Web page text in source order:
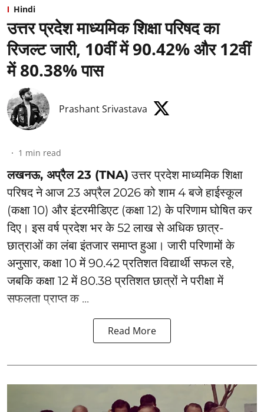
Hindi
उत्तर प्रदेश माध्यमिक शिक्षा परिषद का
रिजल्ट जारी, 10वीं में 90.42% और 12वीं
में 80.38% पास
Prashant Srivastava
1 min read
लखनऊ, अप्रैल 23 (TNA) उत्तर प्रदेश माध्यमिक शिक्षा
परिषद ने आज 23 अप्रैल 2026 को शाम 4 बजे हाईस्कूल
(कक्षा 10) और इंटरमीडिएट (कक्षा 12) के परिणाम घोषित कर
दिए। इस वर्ष प्रदेश भर के 52 लाख से अधिक छात्र-
छात्राओं का लंबा इंतजार समाप्त हुआ। जारी परिणामों के
अनुसार, कक्षा 10 में 90.42 प्रतिशत विद्यार्थी सफल रहे,
जबकि कक्षा 12 में 80.38 प्रतिशत छात्रों ने परीक्षा में
सफलता प्राप्त क ...
Read More